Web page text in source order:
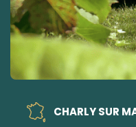
CHARLY SUR